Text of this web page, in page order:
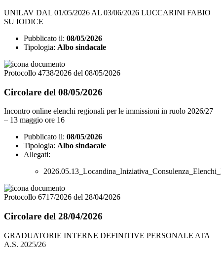
UNILAV DAL 01/05/2026 AL 03/06/2026 LUCCARINI FABIO
SU IODICE
Pubblicato il: 08/05/2026
Tipologia: Albo sindacale
Protocollo 4738/2026 del 08/05/2026
Circolare del 08/05/2026
Incontro online elenchi regionali per le immissioni in ruolo 2026/27
– 13 maggio ore 16
Pubblicato il: 08/05/2026
Tipologia: Albo sindacale
Allegati:
Protocollo 6717/2026 del 28/04/2026
Circolare del 28/04/2026
GRADUATORIE INTERNE DEFINITIVE PERSONALE ATA
A.S. 2025/26